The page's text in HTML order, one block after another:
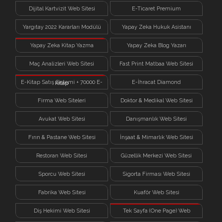
Dijital Kartvizit Web Sitesi E-Ticaret Premium
Yargıtay 2022 Kararları Modülü Yapay Zeka Hukuk Asistanı
Yapay Zeka Kitap Yazma
Sistemi
Yapay Zeka Blog Yazarı
Maç Analizleri Web Sitesi Fast Print Matbaa Web Sitesi
E-Kitap Satış Sistemi + 70000 E-
Kitap
E-İhracat Diamond
Firma Web Siteleri Doktor & Medikal Web Sitesi
Avukat Web Sitesi Danışmanlık Web Sitesi
Fırın & Pastane Web Sitesi İnşaat & Mimarlık Web Sitesi
Restoran Web Sitesi Güzellik Merkezi Web Sitesi
Sporcu Web Sitesi Sigorta Firması Web Sitesi
Fabrika Web Sitesi Kuaför Web Sitesi
Diş Hekimi Web Sitesi Tek Sayfa (One Page) Web